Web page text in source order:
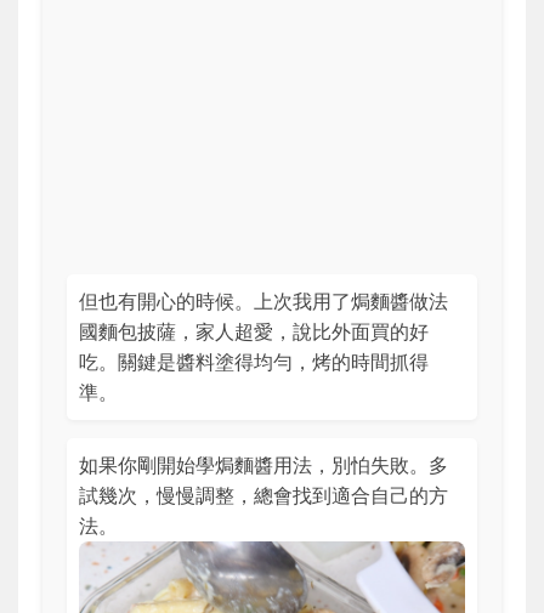
但也有開心的時候。上次我用了焗麵醬做法
國麵包披薩，家人超愛，說比外面買的好
吃。關鍵是醬料塗得均勻，烤的時間抓得
準。
如果你剛開始學焗麵醬用法，別怕失敗。多
試幾次，慢慢調整，總會找到適合自己的方
法。